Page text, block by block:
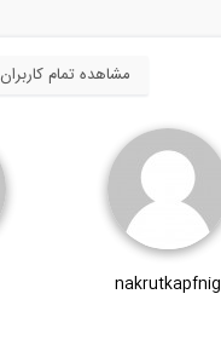
مشاهده تمام کاربران
nakrutkapfnig